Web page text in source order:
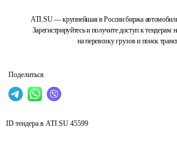
ATI.SU — крупнейшая в России биржа
Зарегистрируйтесь и получите доступ к тендерам
на перевозку грузов и поиск
Поделиться
ID тендера в ATI.SU 45599